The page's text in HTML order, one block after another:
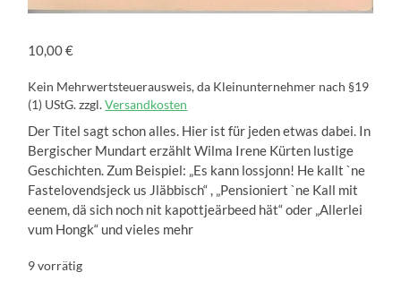
10,00€
Kein Mehrwertsteuerausweis, da Kleinunternehmer nach §19
(1) UStG. zzgl.Versandkosten
Der Titel sagt schon alles. Hier ist für jeden etwas dabei. In
Bergischer Mundart erzählt Wilma Irene Kürten lustige
Geschichten. Zum Beispiel: „Es kann lossjonn! He kallt `ne
Fastelovendsjeck us Jläbbisch“ , „Pensioniert `ne Kall mit
eenem, dä sich noch nit kapottjeärbeed hät“ oder „Allerlei
vum Hongk“ und vieles mehr
9 vorrätig